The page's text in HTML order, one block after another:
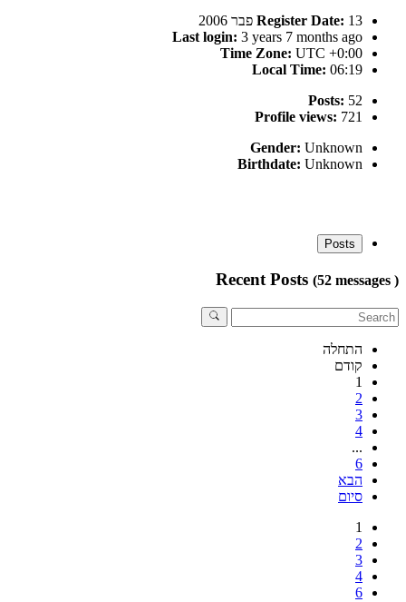
Register Date: 13 פבר 2006
Last login: 3 years 7 months ago
Time Zone: UTC +0:00
Local Time: 06:19
Posts: 52
Profile views: 721
Gender: Unknown
Birthdate: Unknown
Posts
Recent Posts (52 messages )
התחלה
קודם
1
2
3
4
...
6
הבא
סיום
1
2
3
4
6